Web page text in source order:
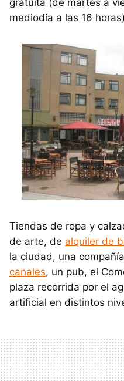
gratuita (de martes a
mediodía a las 16
Tiendas de ropa y
de arte, de alquiler de
la ciudad, una
canales, un pub, el
plaza recorrida por el
artificial en distintos